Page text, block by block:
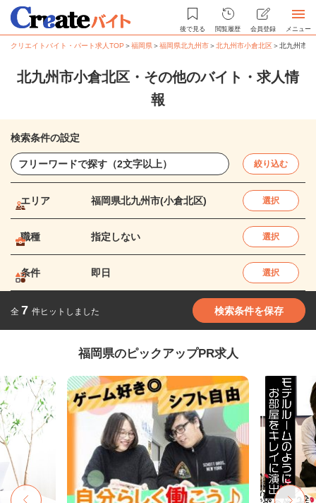
後で見る 閲覧履歴 会員登録 メニュー
クリエイトバイト・パート求人TOP ＞福岡県＞福岡県北九州市＞北九州市小倉北区＞北九州市
北九州市小倉北区・その他のバイト・求人情
報
検索条件の設定
絞り込む
エリア 福岡県北九州市(小倉北区) 選択
職種 指定しない 選択
条件 即日 選択
全 7 件ヒットしました 検索条件を保存
福岡県のピックアップPR求人